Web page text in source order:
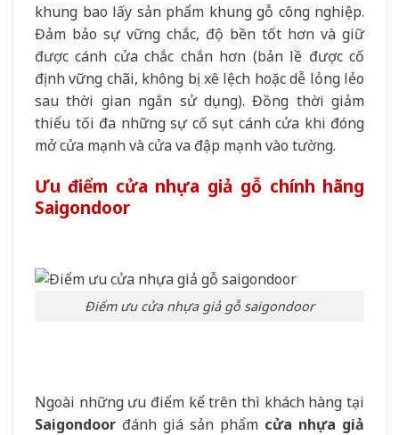
khung bao lấy sản phẩm khung gỗ công nghiệp.
Đảm bảo sự vững chắc, độ bền tốt hơn và giữ
được cánh cửa chắc chắn hơn (bản lề được cố
định vững chãi, không bị xê lệch hoặc dễ lỏng lẻo
sau thời gian ngắn sử dụng). Đồng thời giảm
thiểu tối đa những sự cố sụt cánh cửa khi đóng
mở cửa mạnh và cửa va đập mạnh vào tường.
Ưu điểm cửa nhựa giả gỗ chính hãng
Saigondoor
Điểm ưu cửa nhựa giả gỗ saigondoor
Ngoài những ưu điểm kể trên thì khách hàng tại
Saigondoor đánh giá sản phẩm cửa nhựa giả